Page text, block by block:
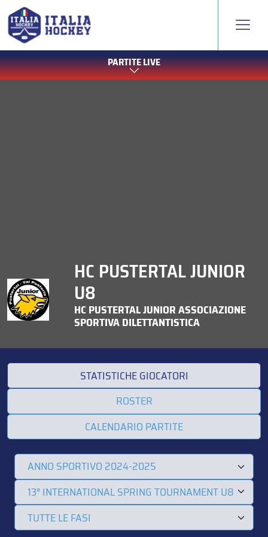
PARTITE LIVE
HC PUSTERTAL JUNIOR
U8
HC PUSTERTAL JUNIOR ASSOCIAZIONE
SPORTIVA DILETTANTISTICA
STATISTICHE GIOCATORI
ROSTER
CALENDARIO PARTITE